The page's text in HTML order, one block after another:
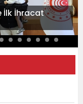
İlk İhracat